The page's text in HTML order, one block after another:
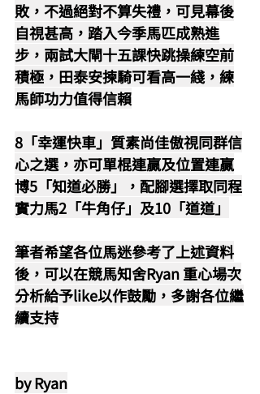
敗，不過絕對不算失禮，可見幕後
自視甚高，踏入今季馬匹成熟進
步，兩試大閘十五課快跳操練空前
積極，田泰安揀騎可看高一綫，練
馬師功力值得信賴
8「幸運快車」質素尚佳傲視同群信
心之選，亦可單棍連贏及位置連贏
博5「知道必勝」，配腳選擇取同程
實力馬2「牛角仔」及10「道道」
筆者希望各位馬迷參考了上述資料
後，可以在競馬知舍Ryan 重心場次
分析給予like以作鼓勵，多謝各位繼
續支持
by Ryan